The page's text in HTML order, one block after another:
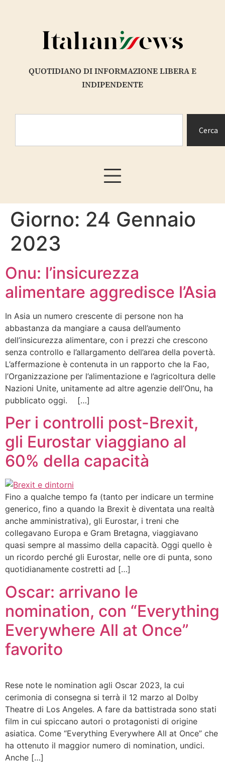
QUOTIDIANO DI INFORMAZIONE LIBERA E
INDIPENDENTE
Cerca
Giorno: 24 Gennaio
2023
Onu: l’insicurezza
alimentare aggredisce l’Asia
In Asia un numero crescente di persone non ha
abbastanza da mangiare a causa dell’aumento
dell’insicurezza alimentare, con i prezzi che crescono
senza controllo e l’allargamento dell’area della povertà.
L’affermazione è contenuta in un rapporto che la Fao,
l’Organizzazione per l’alimentazione e l’agricoltura delle
Nazioni Unite, unitamente ad altre agenzie dell’Onu, ha
pubblicato oggi. […]
Per i controlli post-Brexit,
gli Eurostar viaggiano al
60% della capacità
Fino a qualche tempo fa (tanto per indicare un termine
generico, fino a quando la Brexit è diventata una realtà
anche amministrativa), gli Eurostar, i treni che
collegavano Europa e Gram Bretagna, viaggiavano
quasi sempre al massimo della capacità. Oggi quello è
un ricordo perché gli Eurostar, nelle ore di punta, sono
quotidianamente costretti ad […]
Oscar: arrivano le
nomination, con “Everything
Everywhere All at Once”
favorito
Rese note le nomination agli Oscar 2023, la cui
cerimonia di consegna si terrà il 12 marzo al Dolby
Theatre di Los Angeles. A fare da battistrada sono stati
film in cui spiccano autori o protagonisti di origine
asiatica. Come “Everything Everywhere All at Once” che
ha ottenuto il maggior numero di nomination, undici.
Anche […]